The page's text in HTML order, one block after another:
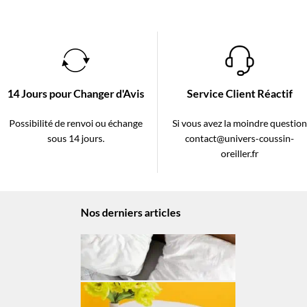
14 Jours pour Changer d'Avis
Possibilité de renvoi ou échange
sous 14 jours.
Service Client Réactif
Si vous avez la moindre question
contact@univers-coussin-
oreiller.fr
Nos derniers articles